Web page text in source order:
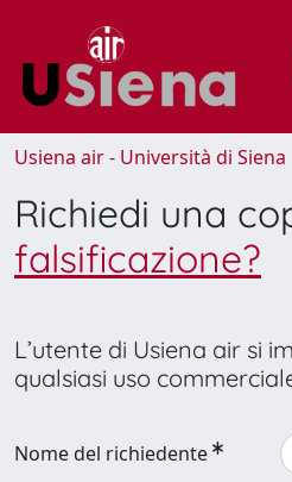
Usiena air - Università di Siena
Richiedi una
falsificazione?
L’utente di Usiena air si
qualsiasi uso
Nome del richiedente